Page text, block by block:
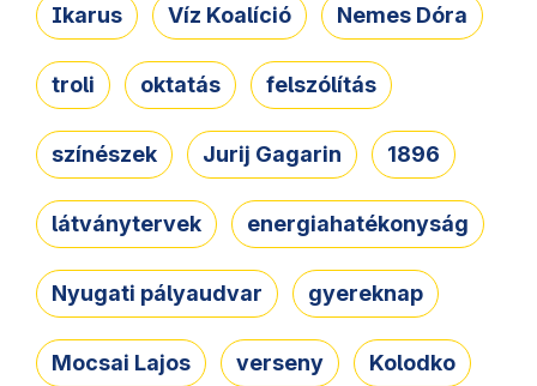
Ikarus Víz Koalíció Nemes Dóra
troli oktatás felszólítás
színészek Jurij Gagarin 1896
látványtervek energiahatékonyság
Nyugati pályaudvar gyereknap
Mocsai Lajos verseny Kolodko